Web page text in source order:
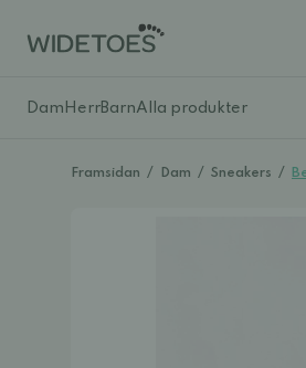
Dam HerrBarnAlla produkter
Framsidan / Dam / Sneakers /